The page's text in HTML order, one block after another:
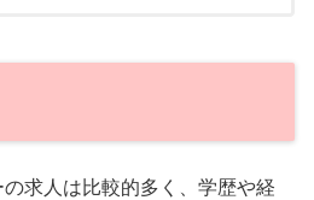
求人は比較的多く、学歴や経